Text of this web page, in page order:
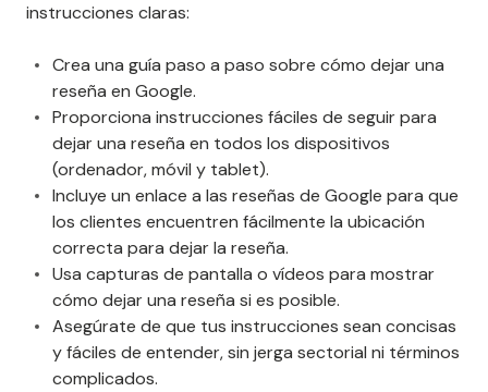
instrucciones claras:
Crea una guía paso a paso sobre cómo dejar una
reseña en Google.
Proporciona instrucciones fáciles de seguir para
dejar una reseña en todos los dispositivos
(ordenador, móvil y tablet).
Incluye un enlace a las reseñas de Google para que
los clientes encuentren fácilmente la ubicación
correcta para dejar la reseña.
Usa capturas de pantalla o vídeos para mostrar
cómo dejar una reseña si es posible.
Asegúrate de que tus instrucciones sean concisas
y fáciles de entender, sin jerga sectorial ni términos
complicados.